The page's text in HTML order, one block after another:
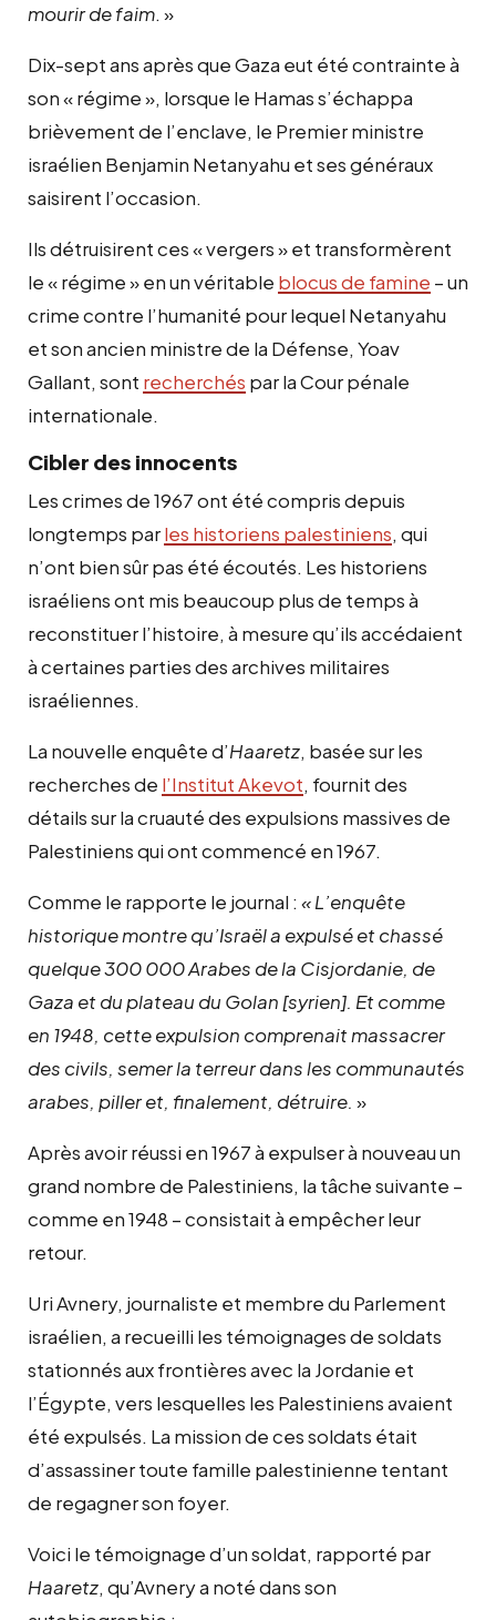
mourir de faim. »
Dix-sept ans après que Gaza eut été contrainte à
son « régime », lorsque le Hamas s’échappa
brièvement de l’enclave, le Premier ministre
israélien Benjamin Netanyahu et ses généraux
saisirent l’occasion.
Ils détruisirent ces « vergers » et transformèrent
le « régime » en un véritable blocus de famine – un
crime contre l’humanité pour lequel Netanyahu
et son ancien ministre de la Défense, Yoav
Gallant, sont recherchés par la Cour pénale
internationale.
Cibler des innocents
Les crimes de 1967 ont été compris depuis
longtemps parles historiens palestiniens, qui
n’ont bien sûr pas été écoutés. Les historiens
israéliens ont mis beaucoup plus de temps à
reconstituer l’histoire, à mesure qu’ils accédaient
à certaines parties des archives militaires
israéliennes.
La nouvelle enquête d’Haaretz, basée sur les
recherches de l’Institut Akevot, fournit des
détails sur la cruauté des expulsions massives de
Palestiniens qui ont commencé en 1967.
Comme le rapporte le journal : « L’enquête
historique montre qu’Israël a expulsé et chassé
quelque 300 000 Arabes de la Cisjordanie, de
Gaza et du plateau du Golan [syrien]. Et comme
en 1948, cette expulsion comprenait massacrer
des civils, semer la terreur dans les communautés
arabes, piller et, finalement, détruire. »
Après avoir réussi en 1967 à expulser à nouveau un
grand nombre de Palestiniens, la tâche suivante –
comme en 1948 – consistait à empêcher leur
retour.
Uri Avnery, journaliste et membre du Parlement
israélien, a recueilli les témoignages de soldats
stationnés aux frontières avec la Jordanie et
l’Égypte, vers lesquelles les Palestiniens avaient
été expulsés. La mission de ces soldats était
d’assassiner toute famille palestinienne tentant
de regagner son foyer.
Voici le témoignage d’un soldat, rapporté par
Haaretz, qu’Avnery a noté dans son